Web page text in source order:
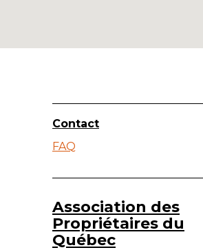
Contact
FAQ
Association des
Propriétaires du
Québec